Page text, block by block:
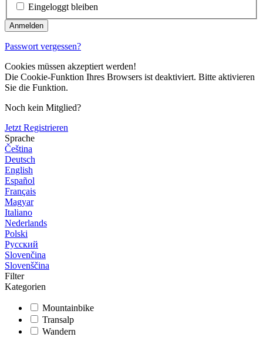
Eingeloggt bleiben
Passwort vergessen?
Cookies müssen akzeptiert werden!
Die Cookie-Funktion Ihres Browsers ist deaktiviert. Bitte aktivieren
Sie die Funktion.
Noch kein Mitglied?
Jetzt Registrieren
Sprache
Čeština
Deutsch
English
Español
Français
Magyar
Italiano
Nederlands
Polski
Русский
Slovenčina
Slovenščina
Filter
Kategorien
Mountainbike
Transalp
Wandern